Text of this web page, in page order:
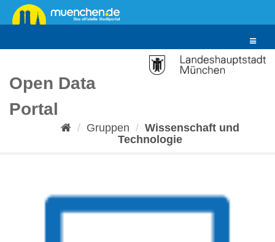
Überspringen
zum
Toggle
Open Data
Portal
Gruppen
Wissenschaft und
Technologie